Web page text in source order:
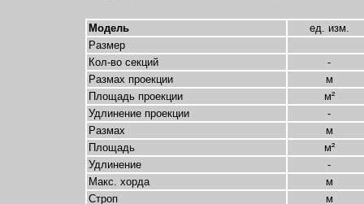
Модель
ед. изм.
Размер
Кол-во секций
-
Размах проекции
м
Площадь проекции
м²
Удлинение проекции
-
Размах
м
Площадь
м²
Удлинение
-
Макс. хорда
м
Строп
м